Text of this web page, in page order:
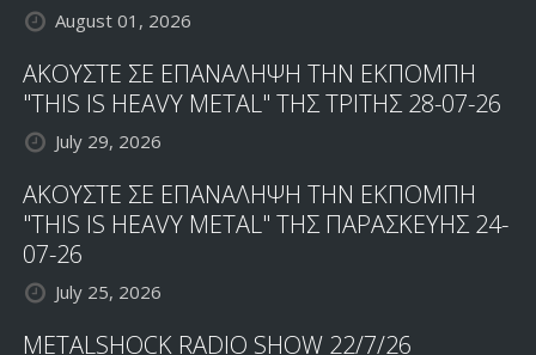
August 01, 2026
ΑΚΟΥΣΤΕ ΣΕ ΕΠΑΝΑΛΗΨΗ ΤΗΝ ΕΚΠΟΜΠΗ
"THIS IS HEAVY METAL" ΤΗΣ ΤΡΙΤΗΣ 28-07-26
July 29, 2026
ΑΚΟΥΣΤΕ ΣΕ ΕΠΑΝΑΛΗΨΗ ΤΗΝ ΕΚΠΟΜΠΗ
"THIS IS HEAVY METAL" ΤΗΣ ΠΑΡΑΣΚΕΥΗΣ 24-
07-26
July 25, 2026
METALSHOCK RADIO SHOW 22/7/26